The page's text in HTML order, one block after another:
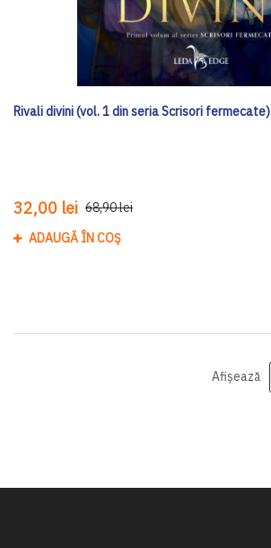
Rivali divini (vol. 1 din seria Scrisori fermecate)
32,00 lei 68,90 lei
ADAUGĂ ÎN COȘ
Afișează